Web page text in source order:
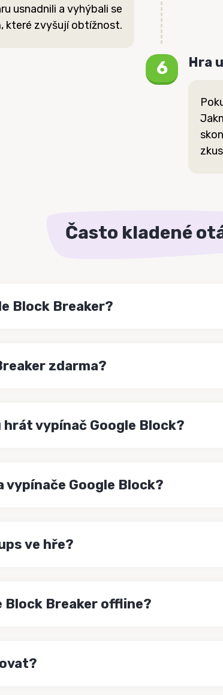
usnadnili a vyhýbali se
které zvyšují obtížnost.
Hra
Často kladené
Block Breaker?
zdarma?
vypínač Google Block?
vypínače Google Block?
ve hře?
Block Breaker offline?